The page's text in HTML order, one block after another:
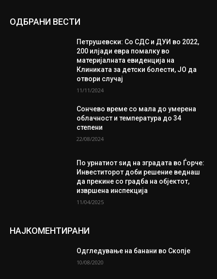
ОДБРАНИ ВЕСТИ
Петрушевски: Со СДС и ДУИ во 2022,
200 илјади евра помалку во
материјалната евиденција на
Клиниката за детски болести, ЈО да
отвори случај
11/11/2024
Сончево време со мала до умерена
облачност и температура до 34
степени
22/08/2024
По урнатиот ѕид на зградата во Ѓорче:
Инвеститорот доби решение веднаш
да прекине со градба на објектот,
извршена инспекција
11/04/2025
НАЈКОМЕНТИРАНИ
Одгледување на банани во Скопје
10/08/2020